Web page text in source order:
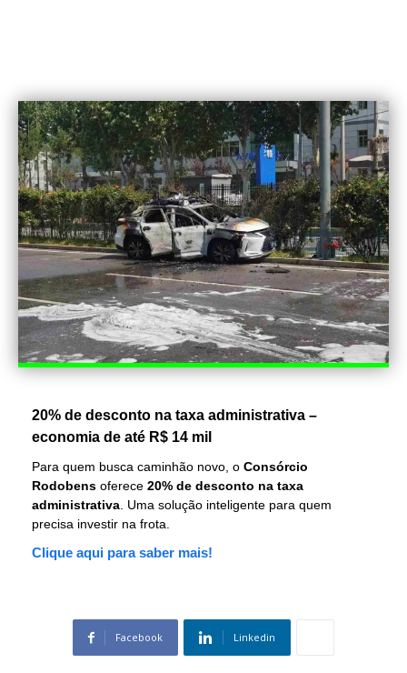
20% de desconto na taxa administrativa –
economia de até R$ 14 mil
Para quem busca caminhão novo, o Consórcio
Rodobens oferece 20% de desconto na taxa
administrativa. Uma solução inteligente para quem
precisa investir na frota.
Clique aqui para saber mais!
Facebook Linkedin